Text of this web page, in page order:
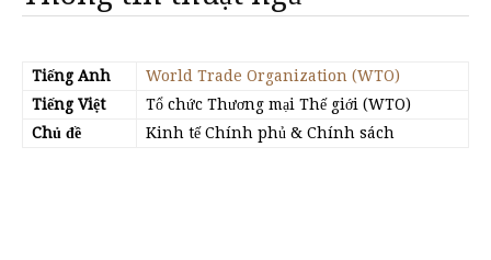
Tiếng Anh
World Trade Organization (WTO)
Tiếng Việt
Tổ chức Thương mại Thế giới (WTO)
Chủ đề
Kinh tế Chính phủ & Chính sách